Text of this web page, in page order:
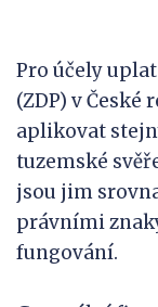
Pro účely
(ZDP) v
aplikovat
tuzemské
jsou jim
právními
fungování.